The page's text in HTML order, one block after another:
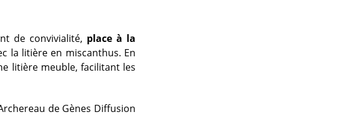
de convivialité, place à la
la litière en miscanthus. En
litière meuble, facilitant les
de Gènes Diffusion